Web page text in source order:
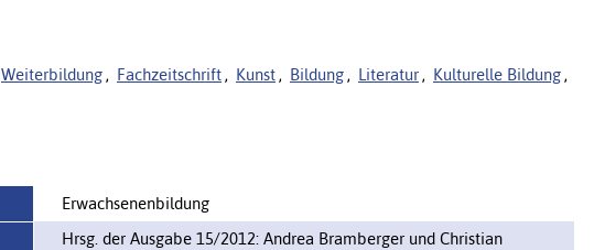
Weiterbildung , Fachzeitschrift , Kunst , Bildung , Literatur , Kulturelle Bildung ,
Erwachsenenbildung
Hrsg. der Ausgabe 15/2012: Andrea Bramberger und Christian